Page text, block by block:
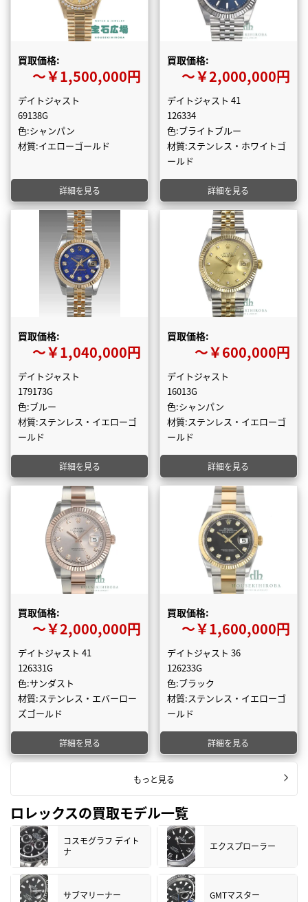
買取価格:
〜￥1,500,000円
デイトジャスト
69138G
色:シャンパン
材質:イエローゴールド
詳細を見る
買取価格:
〜￥2,000,000円
デイトジャスト 41
126334
色:ブライトブルー
材質:ステンレス・ホワイトゴ
ールド
詳細を見る
買取価格:
〜￥1,040,000円
デイトジャスト
179173G
色:ブルー
材質:ステンレス・イエローゴ
ールド
詳細を見る
買取価格:
〜￥600,000円
デイトジャスト
16013G
色:シャンパン
材質:ステンレス・イエローゴ
ールド
詳細を見る
買取価格:
〜￥2,000,000円
デイトジャスト 41
126331G
色:サンダスト
材質:ステンレス・エバーロー
ズゴールド
詳細を見る
買取価格:
〜￥1,600,000円
デイトジャスト 36
126233G
色:ブラック
材質:ステンレス・イエローゴ
ールド
詳細を見る
もっと見る
ロレックスの買取モデル一覧
コスモグラフ デイト
ナ
エクスプローラー
サブマリーナー GMTマスター